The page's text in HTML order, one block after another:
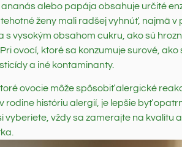
alebo papája obsahuje určité
ženy mali radšej vyhnúť, najmä v
vysokým obsahom cukru, ako sú
ovocí, ktoré sa konzumuje surové,
a iné kontaminanty.
ovocie môže spôsobiť alergické
rodine históriu alergií, je lepšie byť
vyberiete, vždy sa zamerajte na kvalitu